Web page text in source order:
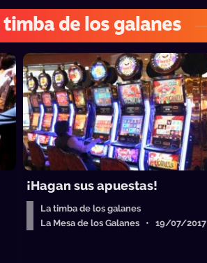
de los galanes
¡Hagan sus apuestas!
La timba de los galanes
La Mesa de los Galanes • 19/07/2017